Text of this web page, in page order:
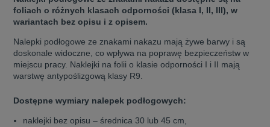
foliach o różnych klasach odporności (klasa I, II, III), w
wariantach bez opisu i z opisem.
Nalepki podłogowe ze znakami nakazu mają żywe barwy i są
doskonale widoczne, co wpływa na poprawę bezpieczeństw w
miejscu pracy. Naklejki na folii o klasie odporności I i II mają
warstwę antypoślizgową klasy R9.
Dostępne wymiary nalepek podłogowych:
naklejki bez opisu – średnica 30 lub 45 cm,